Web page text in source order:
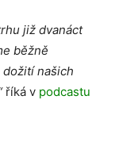
již dvanáct
běžně
našich
říká v podcastu